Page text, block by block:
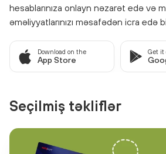
hesablarınıza onlayn nəzarət edə və
əməliyyatlarınızı məsafədən icra edə
Download on the
App Store
Get it
Seçilmiş təkliflər